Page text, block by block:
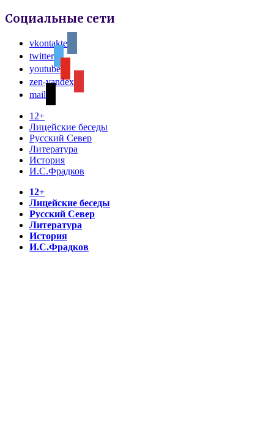
Социальные сети
vkontakte
twitter
youtube
zen-yandex
mail
12+
Лицейские беседы
Русский Север
Литература
История
И.С.Фрадков
12+
Лицейские беседы
Русский Север
Литература
История
И.С.Фрадков